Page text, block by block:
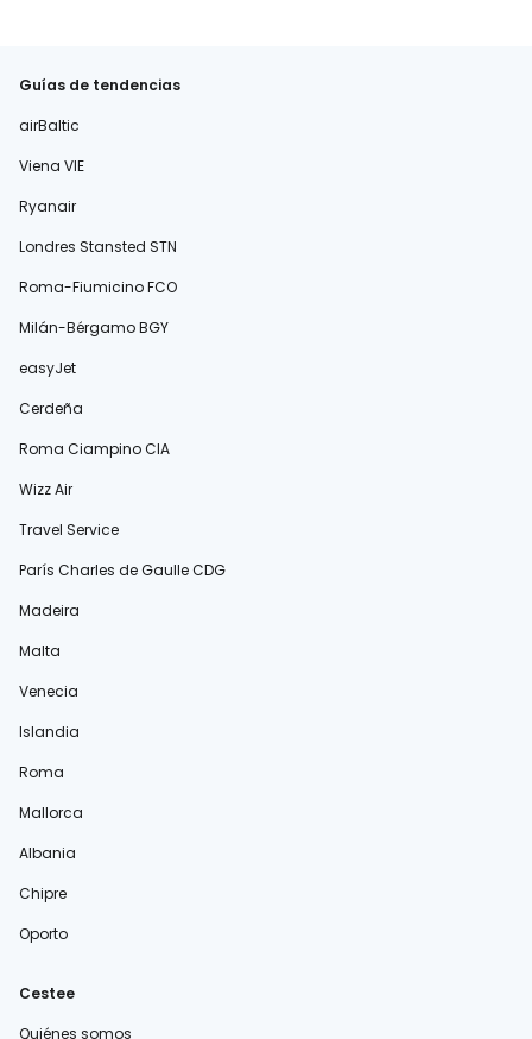
Guías de tendencias
airBaltic
Viena VIE
Ryanair
Londres Stansted STN
Roma-Fiumicino FCO
Milán-Bérgamo BGY
easyJet
Cerdeña
Roma Ciampino CIA
Wizz Air
Travel Service
París Charles de Gaulle CDG
Madeira
Malta
Venecia
Islandia
Roma
Mallorca
Albania
Chipre
Oporto
Cestee
Quiénes somos